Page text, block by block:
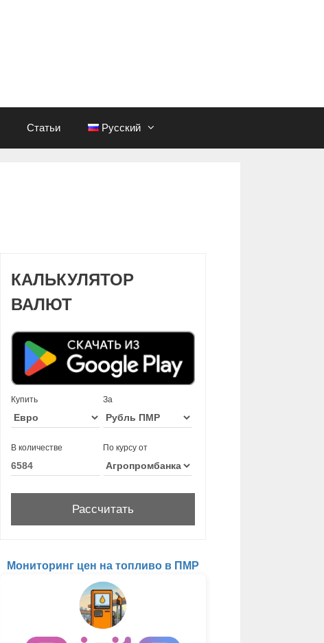
Статьи Русский
КАЛЬКУЛЯТОР
ВАЛЮТ
Купить За
В количестве По курсу от
Мониторинг цен на топливо в ПМР